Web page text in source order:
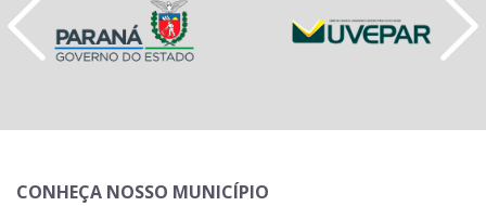
CONHEÇA NOSSO MUNICÍPIO